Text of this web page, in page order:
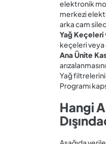
elektronik
merkezi
arka cam
Yağ Keçeleri
keçeleri veya
Ana Ünite
Yağ
Programı
Hangi